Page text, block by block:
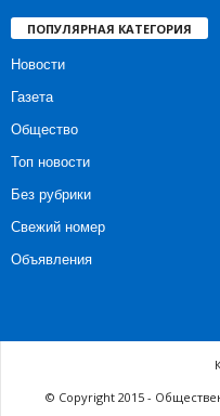
ПОПУЛЯРНАЯ КАТЕГОРИЯ
Новости
Газета
Общество
Топ новости
Без рубрики
Свежий номер
Объявления
© Copyright 2015 -